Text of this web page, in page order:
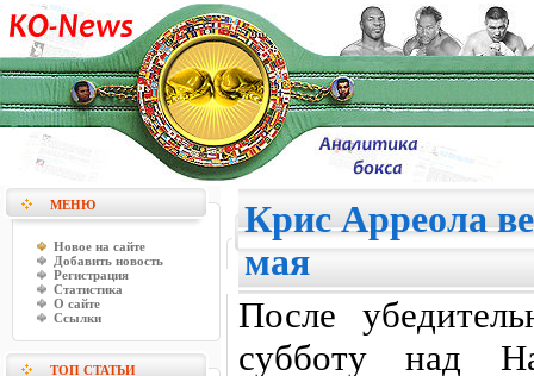
МЕНЮ
Новое на сайте
Добавить новость
Регистрация
Статистика
О сайте
Ссылки
ТОП СТАТЬИ
Крис Арреола
мая
После
субботу над